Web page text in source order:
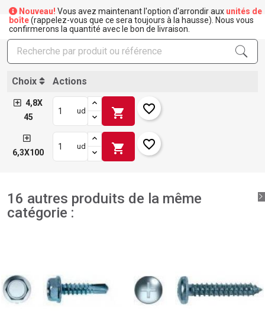
Ajouter à ma liste d'envies ×
Créer une liste d'envies ×
Annuler Créer une liste d'envies
Connexion ×
Vous devez être connecté pour ajouter des produits à
votre liste d'envies.
Nouveau! Vous avez maintenant l'option d'arrondir aux unités de
boîte(rappelez-vous que ce sera toujours à la hausse). Nous vous
confirmerons la quantité avec le bon de livraison.
Choix Actions
4,8X
45
ud shopping_cart favorite_border
6,3X100
ud shopping_cart favorite_border
16 autres produits de la même
catégorie :